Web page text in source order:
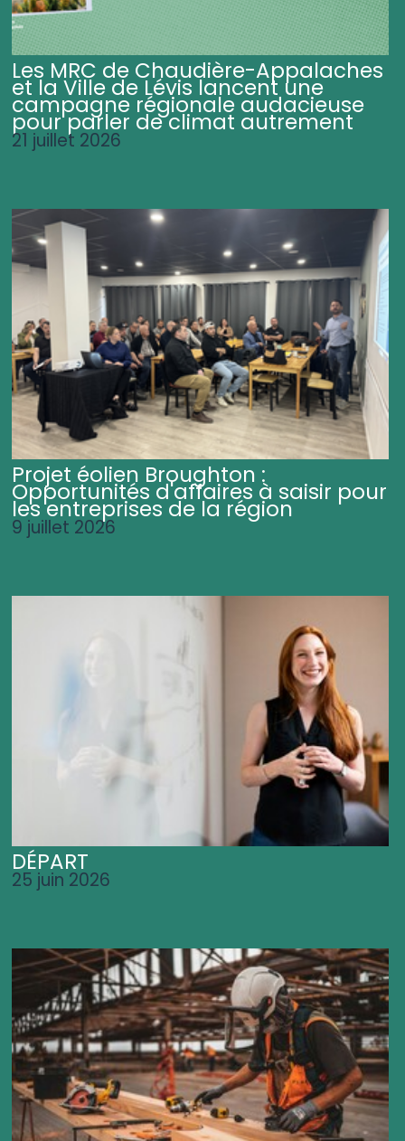
Les MRC de Chaudière-Appalaches
et la Ville de Lévis lancent une
campagne régionale audacieuse
pour parler de climat autrement
21 juillet 2026
Projet éolien Broughton :
Opportunités d'affaires à saisir pour
les entreprises de la région
9 juillet 2026
DÉPART
25 juin 2026